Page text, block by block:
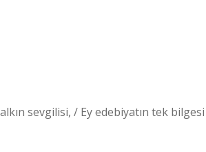
sevgilisi, / Ey edebiyatın tek bilgesi